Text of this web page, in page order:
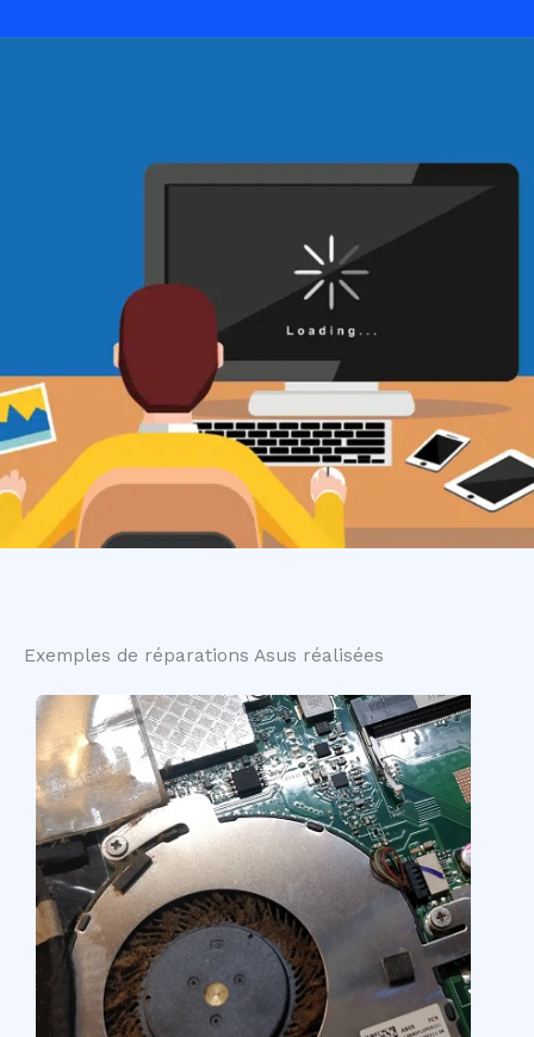
Exemples de réparations Asus réalisées